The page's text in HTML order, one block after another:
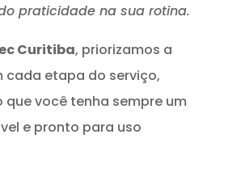
praticidade na sua rotina.
Curitiba, priorizamos a
cada etapa do serviço,
que você tenha sempre um
e pronto para uso